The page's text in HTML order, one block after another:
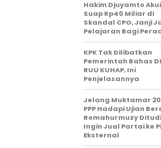
Hakim Djuyamto Akui
Suap Rp40 Miliar di
Skandal CPO, Janji
Pelajaran Bagi
KPK Tak Dilibatkan
Pemerintah Bahas
RUU KUHAP, Ini
Penjelasannya
Jelang Muktamar
PPP Hadapi Ujian
Romahurmuzy
Ingin Jual Partai ke
Eksternal